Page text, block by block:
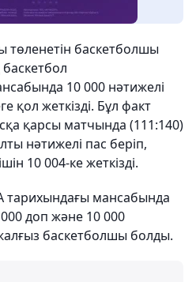
төленетін баскетболшы
10 000 нәтижелі
қол жеткізді. Бұл факт
қарсы матчында (111:140)
нәтижелі пас беріп,
10 004-ке жеткізді.
мансабында
доп және 10 000
баскетболшы болды.